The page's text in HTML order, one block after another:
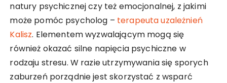
natury psychicznej czy też emocjonalnej, z jakimi
może pomóc psycholog – terapeuta uzależnień
Kalisz. Elementem wyzwalającym mogą się
również okazać silne napięcia psychiczne w
rodzaju stresu. W razie utrzymywania się sporych
zaburzeń porządnie jest skorzystać z wsparć